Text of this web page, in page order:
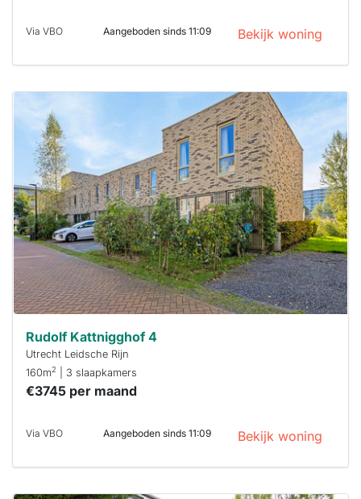
Via VBO Aangeboden sinds 11:09 Bekijk woning
Deze woning
is
waarschijnlijk
al verhuurd
Om kans te
maken moet je
binnen 15
minuten
reageren.
Stekkies helpt
je hierbij!
Rudolf Kattnigghof 4
Utrecht Leidsche Rijn
160m2 | 3 slaapkamers
€3745 per maand
Via VBO Aangeboden sinds 11:09 Bekijk woning